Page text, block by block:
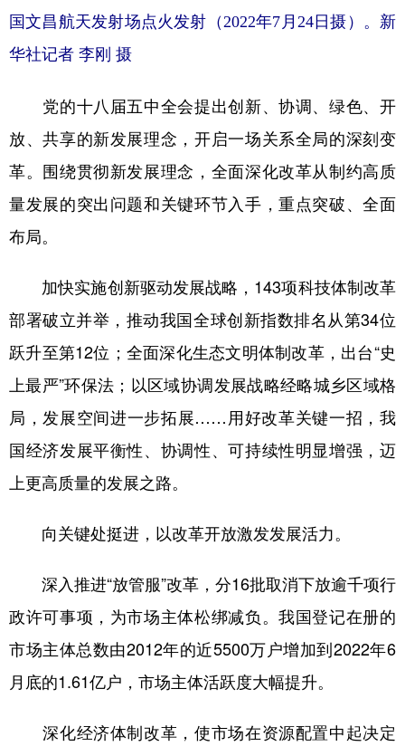
国文昌航天发射场点火发射（2022年7月24日摄）。新
华社记者 李刚 摄
党的十八届五中全会提出创新、协调、绿色、开
放、共享的新发展理念，开启一场关系全局的深刻变
革。围绕贯彻新发展理念，全面深化改革从制约高质
量发展的突出问题和关键环节入手，重点突破、全面
布局。
加快实施创新驱动发展战略，143项科技体制改革
部署破立并举，推动我国全球创新指数排名从第34位
跃升至第12位；全面深化生态文明体制改革，出台“史
上最严”环保法；以区域协调发展战略经略城乡区域格
局，发展空间进一步拓展……用好改革关键一招，我
国经济发展平衡性、协调性、可持续性明显增强，迈
上更高质量的发展之路。
向关键处挺进，以改革开放激发发展活力。
深入推进“放管服”改革，分16批取消下放逾千项行
政许可事项，为市场主体松绑减负。我国登记在册的
市场主体总数由2012年的近5500万户增加到2022年6
月底的1.61亿户，市场主体活跃度大幅提升。
深化经济体制改革，使市场在资源配置中起决定